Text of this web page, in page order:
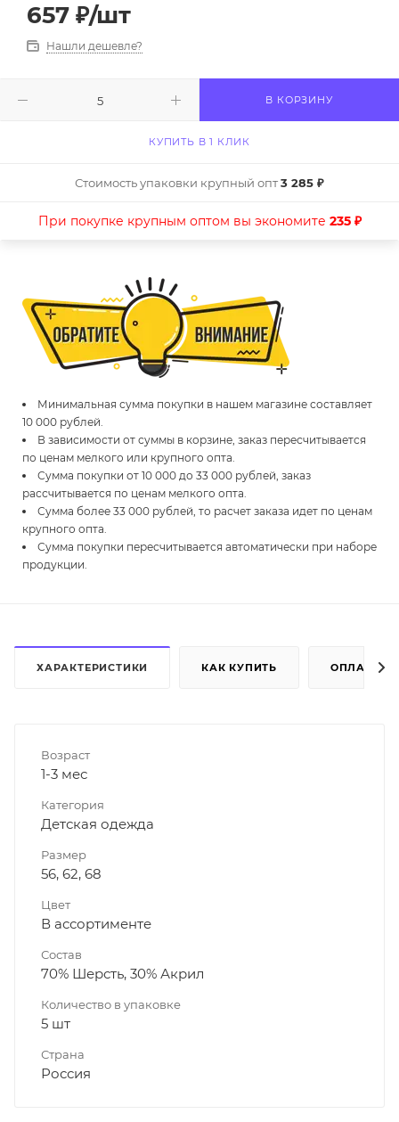
657 ₽/шт
Нашли дешевле?
В КОРЗИНУ
КУПИТЬ В 1 КЛИК
Стоимость упаковки крупный опт3 285 ₽
При покупке крупным оптом вы экономите 235 ₽
Минимальная сумма покупки в нашем магазине составляет
10 000 рублей.
В зависимости от суммы в корзине, заказ пересчитывается
по ценам мелкого или крупного опта.
Сумма покупки от 10 000 до 33 000 рублей, заказ
рассчитывается по ценам мелкого опта.
Сумма более 33 000 рублей, то расчет заказа идет по ценам
крупного опта.
Сумма покупки пересчитывается автоматически при наборе
продукции.
ХАРАКТЕРИСТИКИ КАК КУПИТЬ ОПЛАТА
Возраст
1-3 мес
Категория
Детская одежда
Размер
56, 62, 68
Цвет
В ассортименте
Состав
70% Шерсть, 30% Акрил
Количество в упаковке
5 шт
Страна
Россия